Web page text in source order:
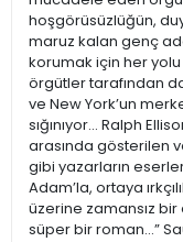
hoşgörüsüzlüğün,
maruz kalan genç
korumak için her yolu
örgütler tarafından
ve New York’un
sığınıyor... Ralph
arasında gösterilen
gibi yazarların
Adam’la, ortaya
üzerine zamansız bir
süper bir roman...”